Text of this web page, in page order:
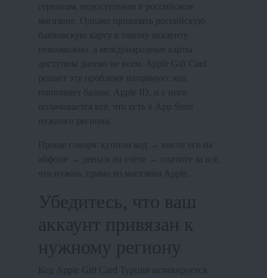
сервисам, недоступным в российском
магазине. Однако привязать российскую
банковскую карту к такому аккаунту
невозможно, а международные карты
доступны далеко не всем. Apple Gift Card
решает эту проблему напрямую: код
пополняет баланс Apple ID, и с него
оплачивается всё, что есть в App Store
нужного региона.
Проще говоря: купили код → ввели его на
что нужно, прямо из магазина Apple.
Убедитесь, что ваш
аккаунт привязан к
нужному региону
Код Apple Gift Card Турция активируется